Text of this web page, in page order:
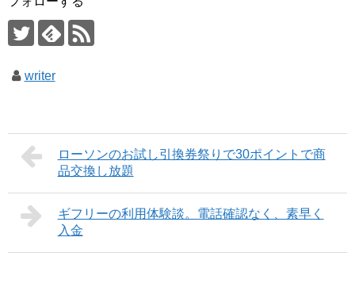
writer
ローソンのお試し引換券祭りで30ポイントで商
品交換し放題
ギフリーの利用体験談。電話確認なく、素早く
入金